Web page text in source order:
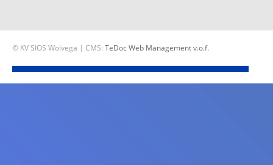
© KV SIOS Wolvega | CMS: TeDoc Web Management v.o.f.